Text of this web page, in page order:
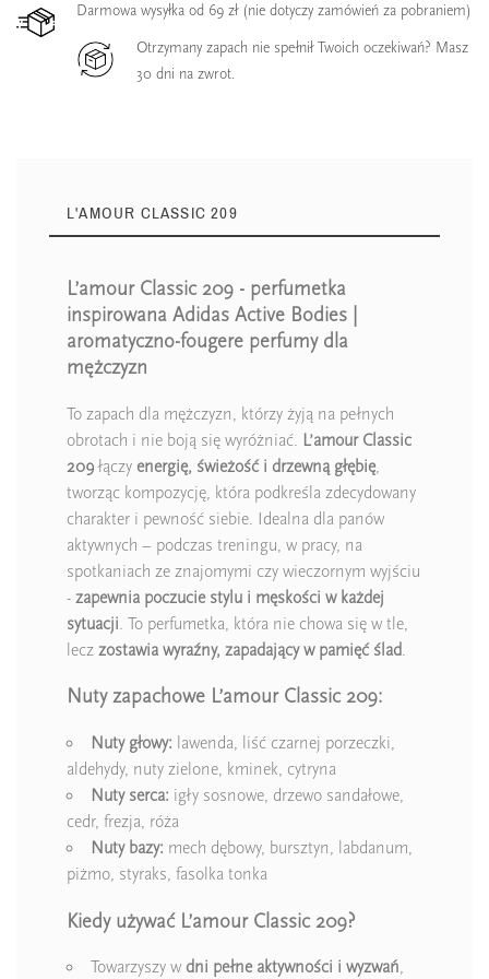
Darmowa wysyłka od 69 zł (nie dotyczy zamówień za pobraniem)
Otrzymany zapach nie spełnił Twoich oczekiwań? Masz
30 dni na zwrot.
L'AMOUR CLASSIC 209
L’amour Classic 209 - perfumetka
inspirowana Adidas Active Bodies |
aromatyczno-fougere perfumy dla
mężczyzn
To zapach dla mężczyzn, którzy żyją na pełnych
obrotach i nie boją się wyróżniać. L’amour Classic
209łączy energię, świeżość i drzewną głębię,
tworząc kompozycję, która podkreśla zdecydowany
charakter i pewność siebie. Idealna dla panów
aktywnych – podczas treningu, w pracy, na
spotkaniach ze znajomymi czy wieczornym wyjściu
- zapewnia poczucie stylu i męskości w każdej
sytuacji. To perfumetka, która nie chowa się w tle,
lecz zostawia wyraźny, zapadający w pamięć ślad.
Nuty zapachowe L’amour Classic 209:
Nuty głowy: lawenda, liść czarnej porzeczki,
aldehydy, nuty zielone, kminek, cytryna
Nuty serca: igły sosnowe, drzewo sandałowe,
cedr, frezja, róża
Nuty bazy: mech dębowy, bursztyn, labdanum,
piżmo, styraks, fasolka tonka
Kiedy używać L’amour Classic 209?
Towarzyszy w dni pełne aktywności i wyzwań,